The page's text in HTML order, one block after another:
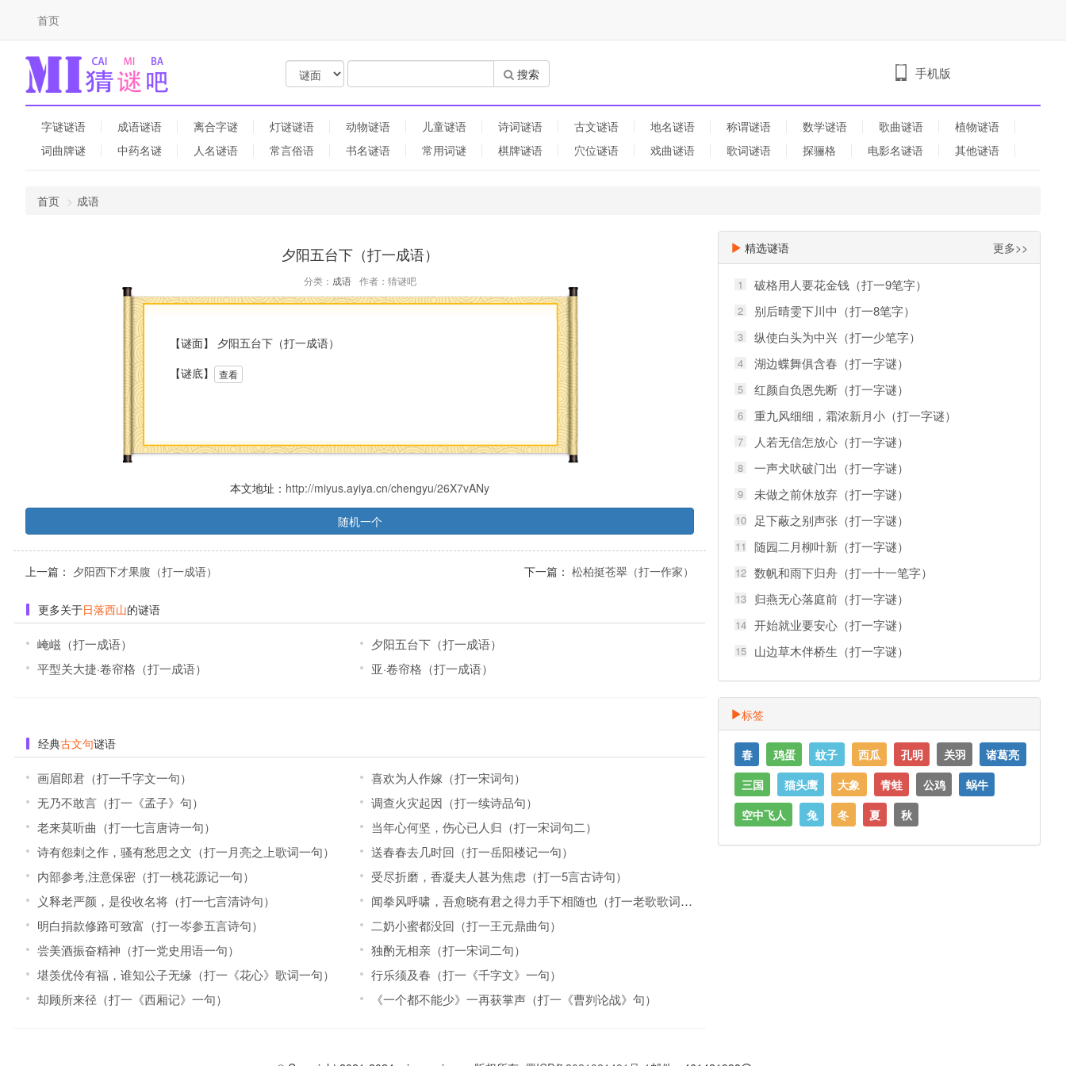
首页
搜索 手机版
字谜谜语 成语谜语 离合字谜 灯谜谜语 动物谜语 儿童谜语 诗词谜语 古文谜语 地名谜语 称谓谜语 数学谜语 歌曲谜语
植物谜语
词曲牌谜
中药名谜 人名谜语 常言俗语 书名谜语 常用词谜 棋牌谜语 穴位谜语 戏曲谜语 歌词谜语 探骊格 电影名谜语 其他谜语
首页 成语
夕阳五台下（打一成语）
分类： 成语 作者：猜谜吧
【谜面】 夕阳五台下（打一成语）
【谜底】
查看
本文地址： http://miyus.ayiya.cn/chengyu/26X7vANy
随机一个
上一篇： 夕阳西下才果腹（打一成语） 下一篇： 松柏挺苍翠（打一作家）
更多关于日落西山的谜语
崦嵫（打一成语）
夕阳五台下（打一成语）
平型关大捷·卷帘格（打一成语）
亚·卷帘格（打一成语）
经典古文句谜语
画眉郎君（打一千字文一句）
喜欢为人作嫁（打一宋词句）
无乃不敢言（打一《孟子》句）
调查火灾起因（打一续诗品句）
老来莫听曲（打一七言唐诗一句）
当年心何坚，伤心已人归（打一宋词句二）
诗有怨刺之作，骚有愁思之文（打一月亮之上歌词一句）
送春春去几时回（打一岳阳楼记一句）
内部参考,注意保密（打一桃花源记一句）
受尽折磨，香凝夫人甚为焦虑（打一5言古诗句）
义释老严颜，是役收名将（打一七言清诗句）
闻拳风呼啸，吾愈晓有君之得力手下相随也（打一老歌歌词三句连）
明白捐款修路可致富（打一岑参五言诗句）
二奶小蜜都没回（打一王元鼎曲句）
尝美酒振奋精神（打一党史用语一句）
独酌无相亲（打一宋词二句）
堪羡优伶有福，谁知公子无缘（打一《花心》歌词一句）
行乐须及春（打一《千字文》一句）
却顾所来径（打一《西厢记》一句）
《一个都不能少》一再获掌声（打一《曹刿论战》句）
更多>>
精选谜语
1 破格用人要花金钱（打一9笔字）
2 别后晴雯下川中（打一8笔字）
3 纵使白头为中兴（打一少笔字）
4 湖边蝶舞俱含春（打一字谜）
5 红颜自负恩先断（打一字谜）
6 重九风细细，霜浓新月小（打一字谜）
7 人若无信怎放心（打一字谜）
8 一声犬吠破门出（打一字谜）
9 未做之前休放弃（打一字谜）
10 足下蔽之别声张（打一字谜）
11 随园二月柳叶新（打一字谜）
12 数帆和雨下归舟（打一十一笔字）
13 归燕无心落庭前（打一字谜）
14 开始就业要安心（打一字谜）
15 山边草木伴桥生（打一字谜）
标签
春 鸡蛋 蚊子 西瓜 孔明 关羽
诸葛亮
三国
猫头鹰 大象 青蛙 公鸡
蜗牛
空中飞人
兔 冬 夏 秋